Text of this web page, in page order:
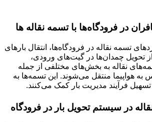
در فرودگاه‌ها با تسمه نقاله ها
تسمه نقاله در فرودگاه‌ها، انتقال بارهای
چمدان‌ها در گیت‌های ورودی،
نقاله به بخش‌های مختلفی از جمله
به هواپیما منتقل می‌شوند. این تسمه‌ها به
فرآیند مدیریت بار کمک می‌کنند.
در سیستم تحویل بار در فرودگاه